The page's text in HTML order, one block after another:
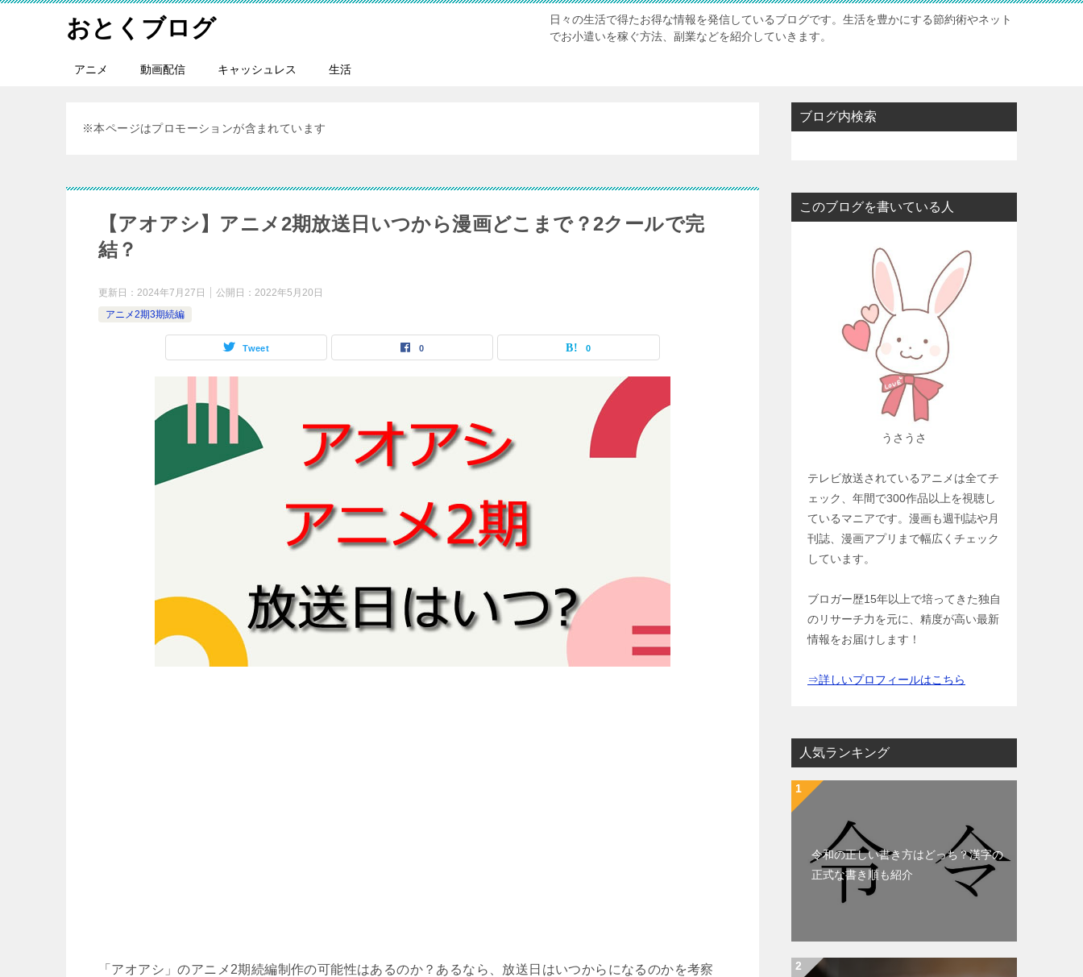
おとくブログ
日々の生活で得たお得な情報を発信しているブログです。生活を豊かにする節約術やネット
でお小遣いを稼ぐ方法、副業などを紹介していきます。
アニメ 動画配信 キャッシュレス 生活
※本ページはプロモーションが含まれています
【アオアシ】アニメ2期放送日いつから漫画どこまで？2クールで完
結？
更新日： 2024年7月27日 公開日： 2022年5月20日
アニメ2期3期続編
Tweet 0 0
「アオアシ」のアニメ2期続編制作の可能性はあるのか？あるなら、放送日はいつからになるのかを考察
ブログ内検索
このブログを書いている人
うさうさ
テレビ放送されているアニメは全てチ
ェック、年間で300作品以上を視聴し
ているマニアです。漫画も週刊誌や月
刊誌、漫画アプリまで幅広くチェック
しています。
ブロガー歴15年以上で培ってきた独自
のリサーチ力を元に、精度が高い最新
情報をお届けします！
⇒詳しいプロフィールはこちら
人気ランキング
令和の正しい書き方はどっち？漢字の
正式な書き順も紹介